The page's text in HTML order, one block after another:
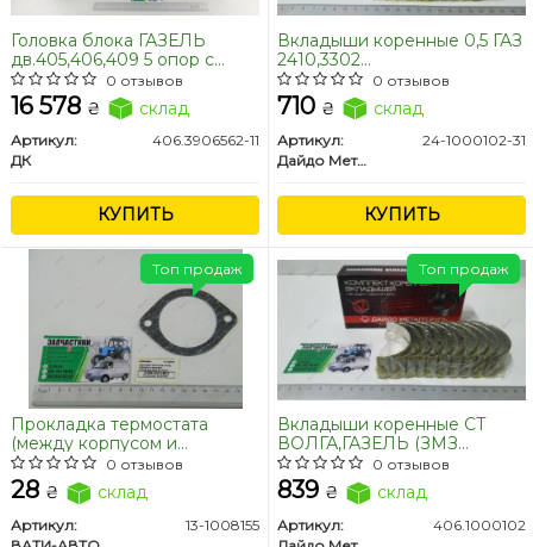
Головка блока ГАЗЕЛЬ
дв.405,406,409 5 опор с
клапанами в сб. /
ПЯТИОПОРНАЯ <ДК>
0 отзывов
16 578 ₴ склад
Артикул:
406.3906562-11
ДК
КУПИТЬ
Вкладыши коренные 0,5 ГАЗ
2410,3302
Газель,Соболь,Газель
NEXT,Бизнес,Волга,УАЗ
дв.402,4215,4216,4213,Evotech
2,7 (покупн. ЗМЗ)
0 отзывов
710 ₴ склад
Артикул:
24-1000102-31
Дайдо Металл Русь
КУПИТЬ
Прокладка термостата
(между корпусом и
крышкой) Газель,Волга
дв.406,402,ГАЗ 53 (паронит)
0 отзывов
28 ₴ склад
Артикул:
13-1008155
Топ продаж
Вкладыши коренные СТ
ВОЛГА,ГАЗЕЛЬ (ЗМЗ
406,405) (покупн. ЗМЗ)
0 отзывов
839 ₴ склад
Артикул:
406.1000102
Топ продаж